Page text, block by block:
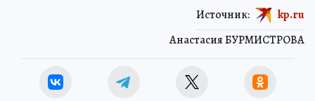
Анастасия БУРМИСТРОВА
Источник: kp.ru